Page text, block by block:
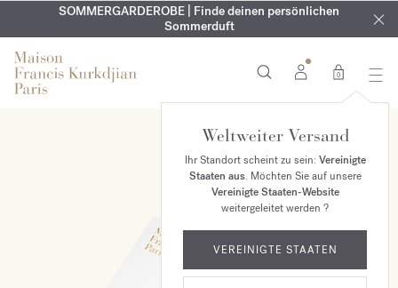
EXKLUSIV | Erhalten Sie OUD velvet moodin Ihrer Bestellung*
KOSTENLOSE GRAVUR | Auf alle Düfte und Körperöle bis zum
9. August
SOMMERGARDEROBE | Finde deinen persönlichen
Sommerduft
0
Weltweiter Versand
Ihr Standort scheint zu sein: Vereinigte
Staaten aus. Möchten Sie auf unsere
Vereinigte Staaten-Website
weitergeleitet werden ?
VEREINIGTE STAATEN